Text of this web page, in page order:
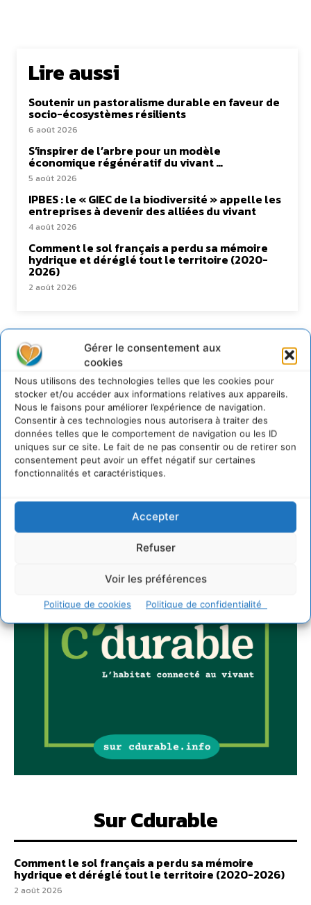
Gérer le consentement aux
cookies
Nous utilisons des technologies telles que les cookies pour
stocker et/ou accéder aux informations relatives aux appareils.
Nous le faisons pour améliorer l’expérience de navigation.
Consentir à ces technologies nous autorisera à traiter des
données telles que le comportement de navigation ou les ID
uniques sur ce site. Le fait de ne pas consentir ou de retirer son
consentement peut avoir un effet négatif sur certaines
fonctionnalités et caractéristiques.
Accepter
Refuser
Voir les préférences
Politique de cookies Politique de confidentialité
Lire aussi
Soutenir un pastoralisme durable en faveur de
socio-écosystèmes résilients
6 août 2026
S’inspirer de l’arbre pour un modèle
économique régénératif du vivant …
5 août 2026
IPBES : le « GIEC de la biodiversité » appelle les
entreprises à devenir des alliées du vivant
4 août 2026
Comment le sol français a perdu sa mémoire
hydrique et déréglé tout le territoire (2020-
2026)
2 août 2026
Newsletter
JE M'ABONNE
Sur Cdurable
Comment le sol français a perdu sa mémoire
hydrique et déréglé tout le territoire (2020-2026)
2 août 2026